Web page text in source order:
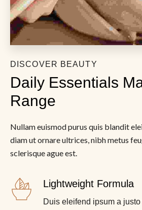
DISCOVER BEAUTY
Daily Essentials
Range
Nullam euismod purus quis blandit
diam ut ornare ultrices, nibh metus
sclerisque ague est.
Lightweight Formula
Duis eleifend ipsum a